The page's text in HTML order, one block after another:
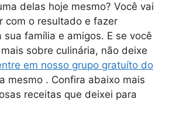
delas hoje mesmo? Você vai
com o resultado e fazer
sua família e amigos. E se você
sobre culinária, não deixe
em nosso grupo gratuíto do
mesmo . Confira abaixo mais
receitas que deixei para